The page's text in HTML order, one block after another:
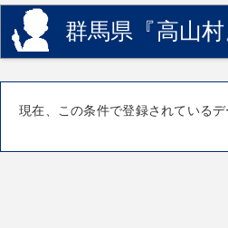
群馬県『高山
現在、この条件で登録されているデ